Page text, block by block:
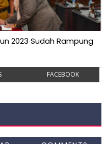
2023 Sudah Rampung
FACEBOOK